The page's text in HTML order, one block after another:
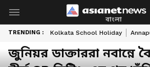
বাংলা
TRENDING : Kolkata School Holiday
জুনিয়র ডাক্তাররা নবান্নে